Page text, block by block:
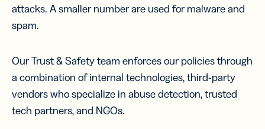
attacks. A smaller number are used for malware and
spam.
Our Trust & Safety team enforces our policies through
a combination of internal technologies, third-party
vendors who specialize in abuse detection, trusted
tech partners, and NGOs.